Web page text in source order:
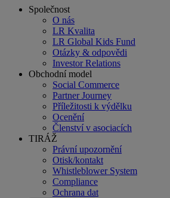
Společnost
O nás
LR Kvalita
LR Global Kids Fund
Otázky & odpovědi
Investor Relations
Obchodní model
Social Commerce
Partner Journey
Příležitosti k výdělku
Ocenění
Členství v asociacích
TIRÁŽ
Právní upozornění
Otisk/kontakt
Whistleblower System
Compliance
Ochrana dat